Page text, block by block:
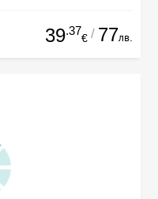
39.37
€ / 77лв.